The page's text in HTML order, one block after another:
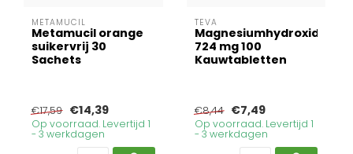
METAMUCIL
Metamucil orange
suikervrij 30
Sachets
€17,59 €14,39
Op voorraad. Levertijd 1
- 3 werkdagen
TEVA
Magnesiumhydroxide
724 mg 100
Kauwtabletten
€8,44 €7,49
Op voorraad. Levertijd 1
- 3 werkdagen